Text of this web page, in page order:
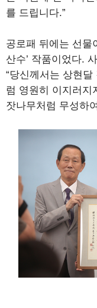
를 드립니다.”
공로패 뒤에는 선물
산수’ 작품이었다.
“당신께서는 상현
럼 영원히 이지러지
잣나무처럼 무성하